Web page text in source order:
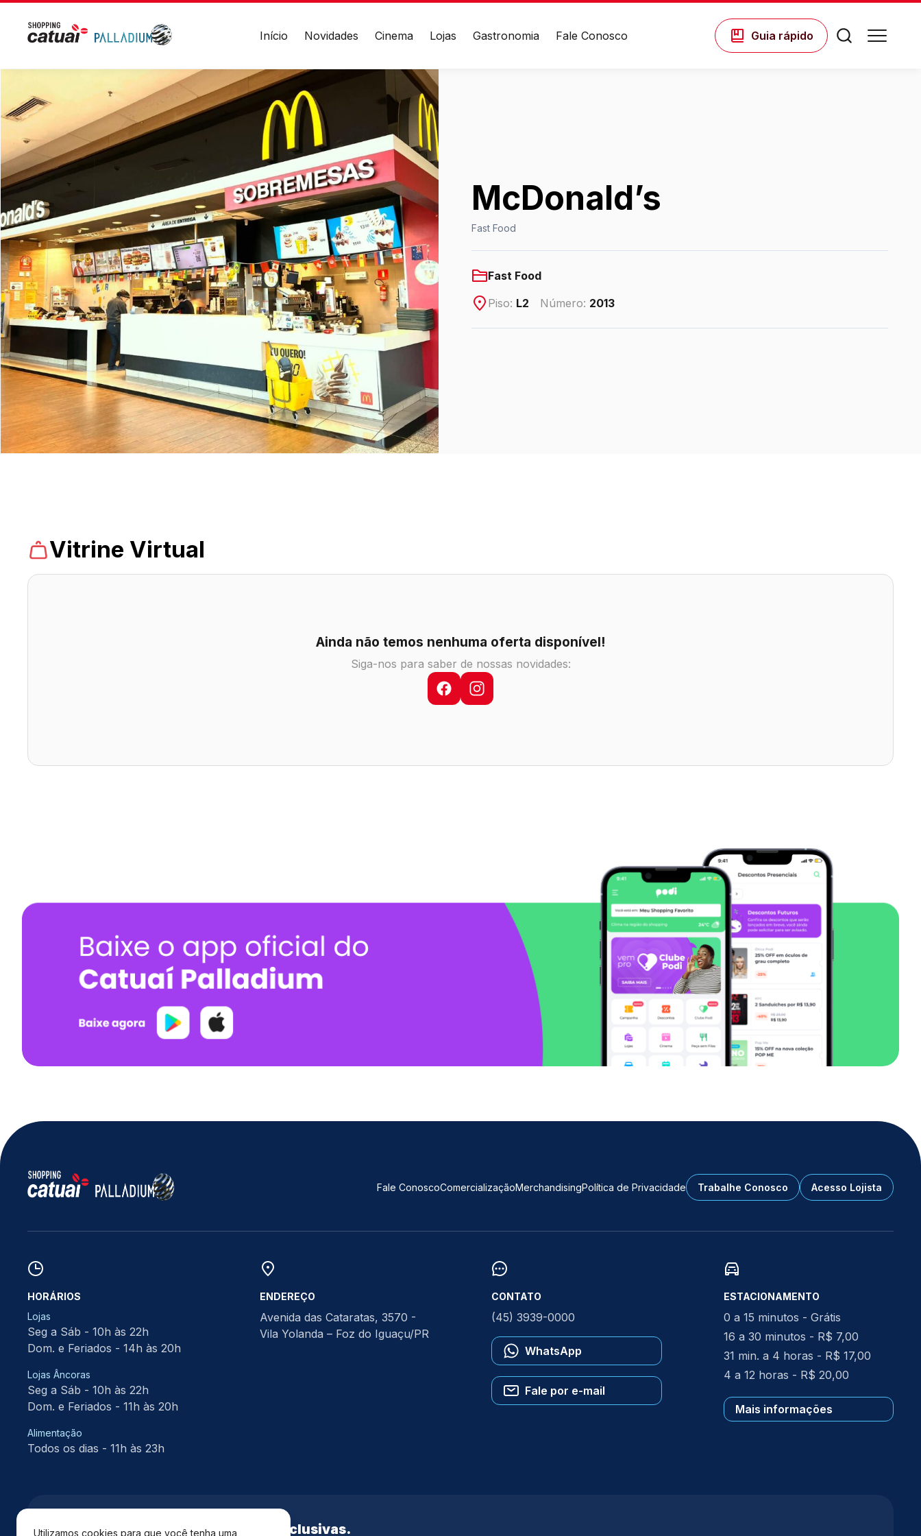
Utilizamos cookies para que você tenha uma
Início Novidades Cinema Lojas Gastronomia Fale Conosco Guia rápido
Seg a Sáb - 10h às 22h
Dom. e Feriados - 14h às 20h
Lojas Âncoras
Seg a Sáb - 10h às 22h
Dom. e Feriados - 11h às 20h
Alimentação
Todos os dias - 11h às 23h
Academia
Seg a Sexta - 06h às 23h
Sábado - 10h às 16h
Domingo - 10h às 13h
ENDEREÇO
Avenida das Cataratas, 3570 -
Vila Yolanda – Foz do Iguaçu/PR
Ver local
Chamar Uber McDonald’s
Fast Food
Fast Food
Piso: L2 Número: 2013
Vitrine Virtual
Ainda não temos nenhuma oferta disponível!
Siga-nos para saber de nossas novidades:
Todos
Endereço
Avenida
das
Cataratas,
3570
Vila
Yolanda
–
Foz
do
Iguaçu/PR
Ver
local
Chamar
Comodidades
Eventos
Cinema
Vitrine
Virtual
Fale ConoscoComercializaçãoMerchandisingPolítica de Privacidade Trabalhe Conosco Acesso Lojista
HORÁRIOS
Lojas
Seg a Sáb - 10h às 22h
Dom. e Feriados - 14h às 20h
Lojas Âncoras
Seg a Sáb - 10h às 22h
Dom. e Feriados - 11h às 20h
Alimentação
Todos os dias - 11h às 23h
ENDEREÇO
Avenida das Cataratas, 3570 -
Vila Yolanda – Foz do Iguaçu/PR
CONTATO
(45) 3939-0000
WhatsApp
Fale por e-mail
ESTACIONAMENTO
0 a 15 minutos - Grátis
16 a 30 minutos - R$ 7,00
31 min. a 4 horas - R$ 17,00
4 a 12 horas - R$ 20,00
Mais informações
Cadastre-se e recebavantagens exclusivas.
promoções no
shopping.